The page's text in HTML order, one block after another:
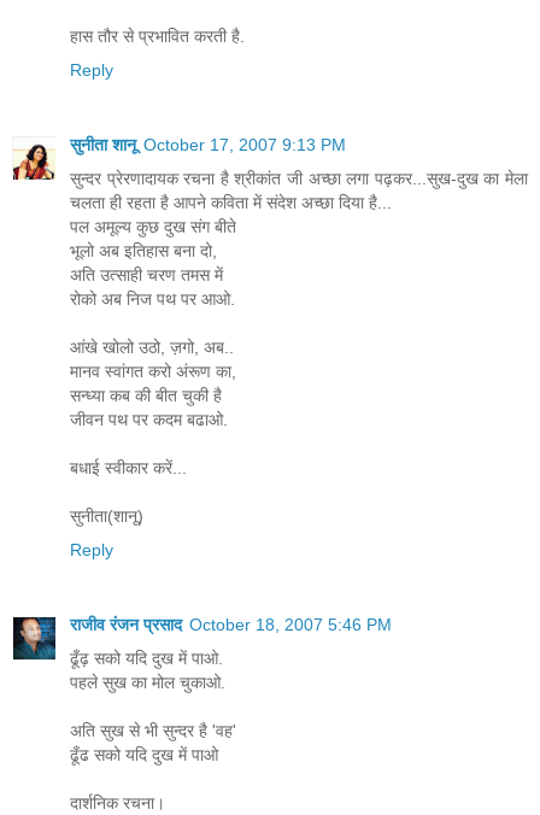
हास तौर से प्रभावित करती है.
Reply
सुनीता शानू October 17, 2007 9:13 PM
सुन्दर प्रेरणादायक रचना है श्रीकांत जी अच्छा लगा पढ़कर...सुख-दुख का मेला
चलता ही रहता है आपने कविता में संदेश अच्छा दिया है...
पल अमूल्य कुछ दुख संग बीते
भूलो अब इतिहास बना दो,
अति उत्साही चरण तमस में
रोको अब निज पथ पर आओ.
आंखे खोलो उठो, ज़गो, अब..
मानव स्वांगत करो अंरूण का,
सन्ध्या कब की बीत चुकी है
जीवन पथ पर कदम बढाओ.
बधाई स्वीकार करें...
सुनीता(शानू)
Reply
राजीव रंजन प्रसाद October 18, 2007 5:46 PM
ढूँढ़ सको यदि दुख में पाओ.
पहले सुख का मोल चुकाओ.
अति सुख से भी सुन्दर है 'वह'
ढूँढ सको यदि दुख में पाओ
दार्शनिक रचना।